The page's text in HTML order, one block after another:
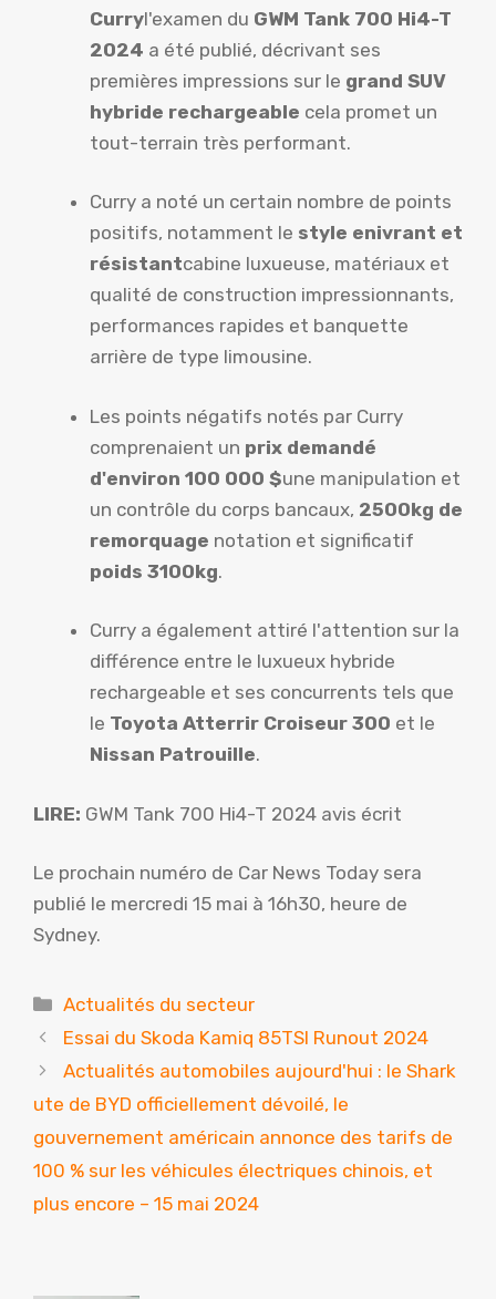
Curryl'examen du GWM Tank 700 Hi4-T
2024 a été publié, décrivant ses
premières impressions sur le grand SUV
hybride rechargeable cela promet un
tout-terrain très performant.
Curry a noté un certain nombre de points
positifs, notamment le style enivrant et
résistantcabine luxueuse, matériaux et
qualité de construction impressionnants,
performances rapides et banquette
arrière de type limousine.
Les points négatifs notés par Curry
comprenaient un prix demandé
d'environ 100 000 $une manipulation et
un contrôle du corps bancaux, 2500kg de
remorquage notation et significatif
poids 3100kg.
Curry a également attiré l'attention sur la
différence entre le luxueux hybride
rechargeable et ses concurrents tels que
le Toyota Atterrir Croiseur 300 et le
Nissan Patrouille.
LIRE: GWM Tank 700 Hi4-T 2024 avis écrit
Le prochain numéro de Car News Today sera
publié le mercredi 15 mai à 16h30, heure de
Sydney.
Catégories
Actualités du secteur
Essai du Skoda Kamiq 85TSI Runout 2024
Actualités automobiles aujourd'hui : le Shark
ute de BYD officiellement dévoilé, le
gouvernement américain annonce des tarifs de
100 % sur les véhicules électriques chinois, et
plus encore – 15 mai 2024